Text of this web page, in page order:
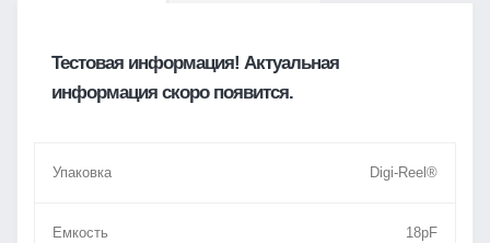
Тестовая информация! Актуальная
информация скоро появится.
Упаковка Digi-Reel®
Емкость 18pF